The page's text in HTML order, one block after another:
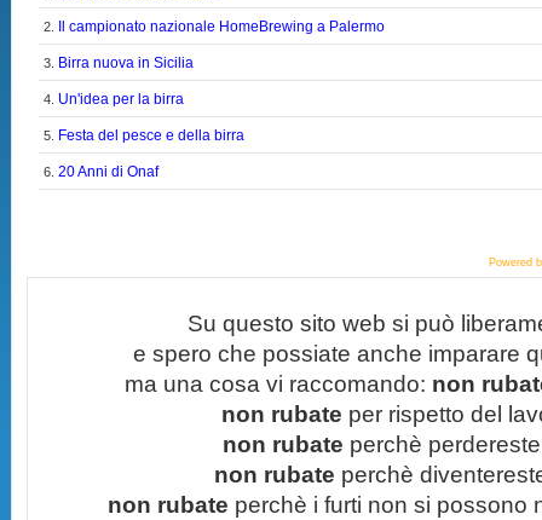
2. Il campionato nazionale HomeBrewing a Palermo
3. Birra nuova in Sicilia
4. Un'idea per la birra
5. Festa del pesce e della birra
6.20 Anni di Onaf
Powered
Su questo sito web si può
e spero che possiate anche imparare
ma una cosa vi raccomando: non
non rubate per rispetto del
non rubate perchè
non rubate perchè
non rubate perchè i furti non si possono